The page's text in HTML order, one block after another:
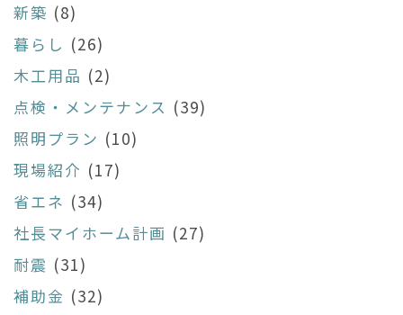
新築 (8)
暮らし (26)
木工用品 (2)
点検・メンテナンス (39)
照明プラン (10)
現場紹介 (17)
省エネ (34)
社長マイホーム計画 (27)
耐震 (31)
補助金 (32)